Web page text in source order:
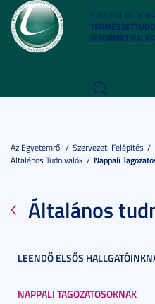
SZEGEDI
INFORMATIKAI
Az Egyetemről Szervezeti Felépítés
Általános Tudnivalók
Nappali
Általános
LEENDŐ ELSŐS
NAPPALI TAGOZATOSOKNAK